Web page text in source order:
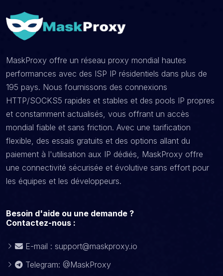
MaskProxy offre un réseau proxy mondial hautes
performances avec des ISP IP résidentiels dans plus de
195 pays. Nous fournissons des connexions
HTTP/SOCKS5 rapides et stables et des pools IP propres
et constamment actualisés, vous offrant un accès
mondial fiable et sans friction. Avec une tarification
flexible, des essais gratuits et des options allant du
paiement à l'utilisation aux IP dédiés, MaskProxy offre
une connectivité sécurisée et évolutive sans effort pour
les équipes et les développeurs.
Besoin d'aide ou une demande ?
Contactez-nous :
E-mail : support@maskproxy.io
Telegram: @MaskProxy